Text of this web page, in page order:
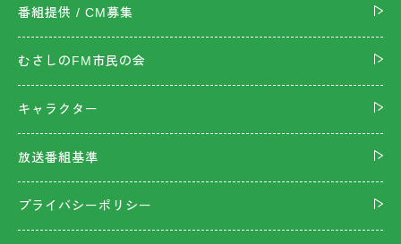
番組提供 / CM募集
むさしのFM市民の会
キャラクター
放送番組基準
プライバシーポリシー